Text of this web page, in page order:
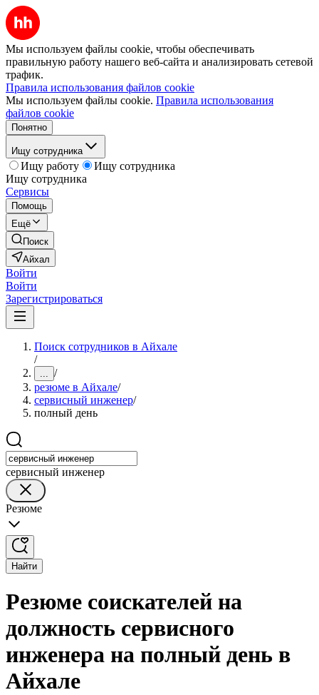
Мы используем файлы cookie, чтобы обеспечивать
правильную работу нашего веб-сайта и анализировать сетевой
трафик.
Правила использования файлов cookie
Мы используем файлы cookie. Правила использования
файлов cookie
Понятно
Ищу сотрудника
Ищу работу
Ищу сотрудника
Ищу сотрудника
Сервисы
Помощь
Ещё
Поиск
Айхал
Войти
Войти
Зарегистрироваться
Поиск сотрудников в Айхале
/
... /
резюме в Айхале/
сервисный инженер/
полный день
сервисный инженер
Резюме
Найти
Резюме соискателей на
должность сервисного
инженера на полный день в
Айхале